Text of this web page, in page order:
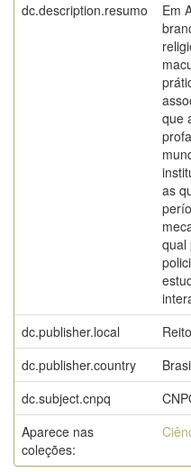
dc.description.resumo
Em
que
as
qual
dc.publisher.local
dc.publisher.country
dc.subject.cnpq
Aparece nas
coleções: